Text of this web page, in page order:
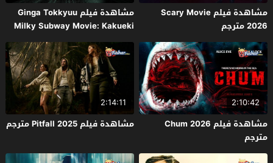
مشاهدة فيلم Scary Movie
2026 مترجم
مشاهدة فيلم Ginga Tokkyuu
Milky Subway Movie: Kakueki
Teisha Gekijou Yuki 2026 مترجم
2:10:42
مشاهدة فيلم Chum 2026
مترجم
2:14:11
مشاهدة فيلم Pitfall 2025 مترجم